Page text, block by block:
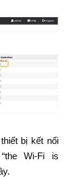
bị kết nối
Wi-Fi is